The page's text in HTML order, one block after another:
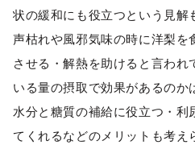
状の緩和にも役立つという見解
声枯れや風邪気味の時に洋梨を
させる・解熱を助けると言われ
いる量の摂取で効果があるのか
水分と糖質の補給に役立つ・利
てくれるなどのメリットも考え